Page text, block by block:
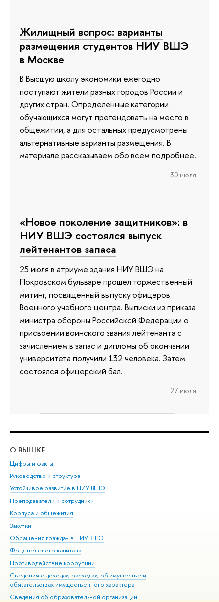
Жилищный вопрос: варианты
размещения студентов НИУ ВШЭ
в Москве
В Высшую школу экономики ежегодно
поступают жители разных городов России и
других стран. Определенные категории
обучающихся могут претендовать на место в
общежитии, а для остальных предусмотрены
альтернативные варианты размещения. В
материале рассказываем обо всем подробнее.
30 июля
«Новое поколение защитников»: в
НИУ ВШЭ состоялся выпуск
лейтенантов запаса
25 июля в атриуме здания НИУ ВШЭ на
Покровском бульваре прошел торжественный
митинг, посвященный выпуску офицеров
Военного учебного центра. Выписки из приказа
министра обороны Российской Федерации о
присвоении воинского звания лейтенанта с
зачислением в запас и дипломы об окончании
университета получили 132 человека. Затем
состоялся офицерский бал.
27 июля
О ВЫШКЕ
Цифры и факты
Руководство и структура
Устойчивое развитие в НИУ ВШЭ
Преподаватели и сотрудники
Корпуса и общежития
Закупки
Обращения граждан в НИУ ВШЭ
Фонд целевого капитала
Противодействие коррупции
Сведения о доходах, расходах, об имуществе и
обязательствах имущественного характера
Сведения об образовательной организации